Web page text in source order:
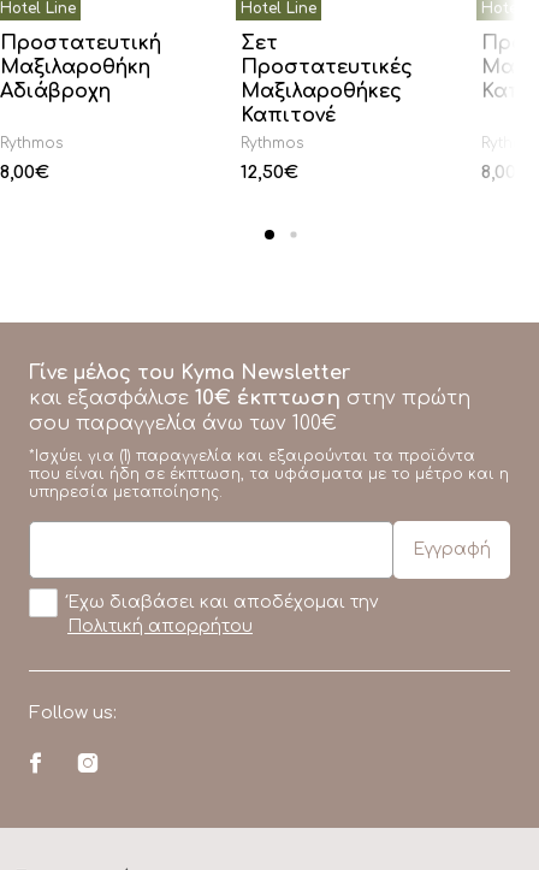
Προστατευτική
Μαξιλαροθήκη
Αδιάβροχη
Rythmos
8,00€
Σετ
Προστατευτικές
Μαξιλαροθήκες
Καπιτονέ
Rythmos
12,50€ 8,00
Γίνε μέλος του Kyma Newsletter
και εξασφάλισε 10€ έκπτωση στην πρώτη
σου παραγγελία άνω των 100€
*Ισχύει για (1) παραγγελία και εξαιρούνται τα προϊόντα
που είναι ήδη σε έκπτωση, τα υφάσματα με το μέτρο και η
υπηρεσία μεταποίησης.
Έχω διαβάσει και αποδέχομαι την
Πολιτική απορρήτου
Follow us: